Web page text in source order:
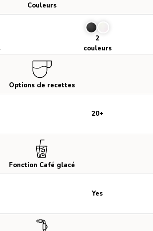
Couleurs
Options de recettes
Fonction Café glacé
2
couleurs
20+
Yes